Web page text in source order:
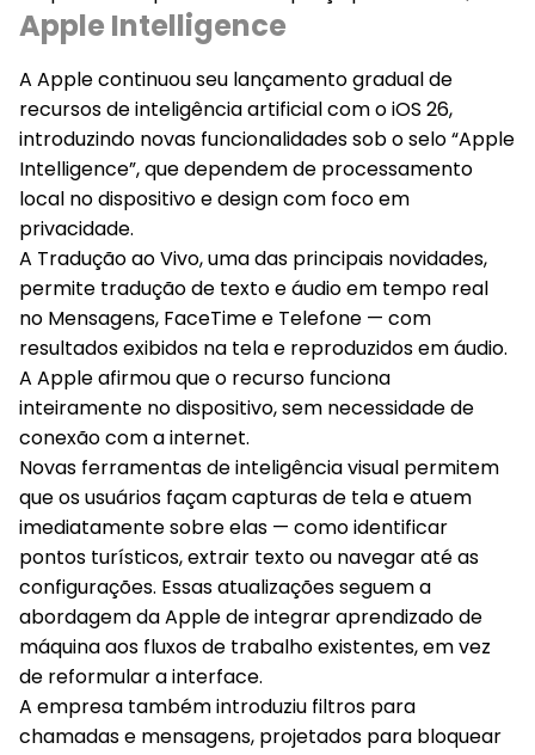
Apple Intelligence
A Apple continuou seu lançamento gradual de
recursos de inteligência artificial com o iOS 26,
introduzindo novas funcionalidades sob o selo “Apple
Intelligence”, que dependem de processamento
local no dispositivo e design com foco em
privacidade.
A Tradução ao Vivo, uma das principais novidades,
permite tradução de texto e áudio em tempo real
no Mensagens, FaceTime e Telefone — com
resultados exibidos na tela e reproduzidos em áudio.
A Apple afirmou que o recurso funciona
inteiramente no dispositivo, sem necessidade de
conexão com a internet.
Novas ferramentas de inteligência visual permitem
que os usuários façam capturas de tela e atuem
imediatamente sobre elas — como identificar
pontos turísticos, extrair texto ou navegar até as
configurações. Essas atualizações seguem a
abordagem da Apple de integrar aprendizado de
máquina aos fluxos de trabalho existentes, em vez
de reformular a interface.
A empresa também introduziu filtros para
chamadas e mensagens, projetados para bloquear